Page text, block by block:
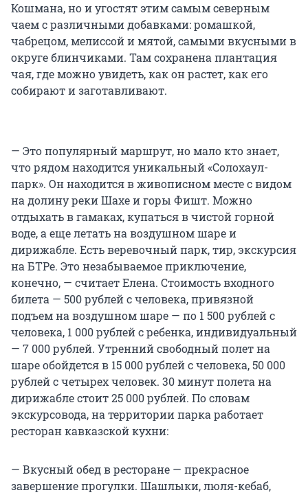
Кошмана, но и угостят этим самым северным
чаем с различными добавками: ромашкой,
чабрецом, мелиссой и мятой, самыми вкусными в
округе блинчиками. Там сохранена плантация
чая, где можно увидеть, как он растет, как его
собирают и заготавливают.
— Это популярный маршрут, но мало кто знает,
что рядом находится уникальный «Солохаул-
парк». Он находится в живописном месте с видом
на долину реки Шахе и горы Фишт. Можно
отдыхать в гамаках, купаться в чистой горной
воде, а еще летать на воздушном шаре и
дирижабле. Есть веревочный парк, тир, экскурсия
на БТРе. Это незабываемое приключение,
конечно, — считает Елена. Стоимость входного
билета — 500 рублей с человека, привязной
подъем на воздушном шаре — по 1 500 рублей с
человека, 1 000 рублей с ребенка, индивидуальный
— 7 000 рублей. Утренний свободный полет на
шаре обойдется в 15 000 рублей с человека, 50 000
рублей с четырех человек. 30 минут полета на
дирижабле стоит 25 000 рублей. По словам
экскурсовода, на территории парка работает
ресторан кавказской кухни:
— Вкусный обед в ресторане — прекрасное
завершение прогулки. Шашлыки, люля-кебаб,